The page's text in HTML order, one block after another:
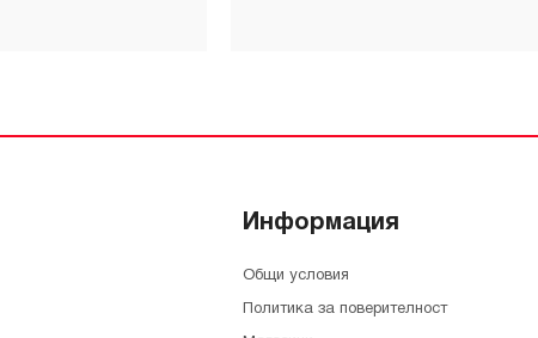
Информация
Общи условия
Политика за поверителност